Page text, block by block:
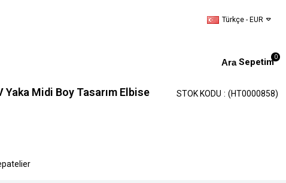
Türkçe - EUR
Sepetim0
Yaka Midi Boy Tasarım Elbise (HT0000858)
STOK KODU